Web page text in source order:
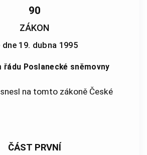
90
ZÁKON
dne 19. dubna 1995
řádu Poslanecké sněmovny
na tomto zákoně České
ČÁST PRVNÍ